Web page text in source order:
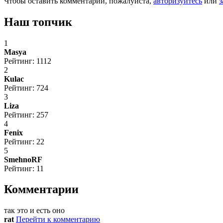
Наш топчик
1
Masya
Рейтинг: 1112
2
Kulac
Рейтинг: 724
3
Liza
Рейтинг: 257
4
Fenix
Рейтинг: 22
5
SmehnoRF
Рейтинг: 11
Комментарии
так это и есть оно
rat Перейти к комментарию